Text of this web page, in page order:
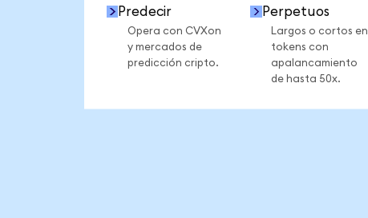
Predecir
Opera con CVXon
y mercados de
predicción cripto.
Perpetuos
Largos o cortos en
tokens con
apalancamiento
de hasta 50x.